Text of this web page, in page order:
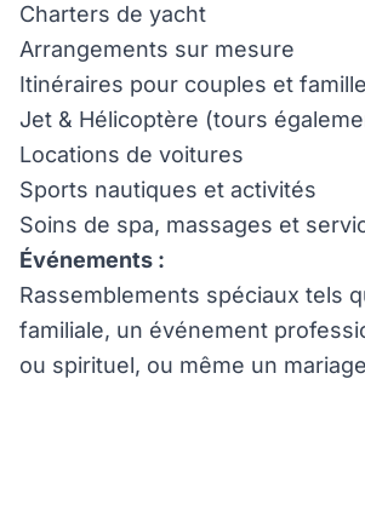
Charters de yacht
Arrangements sur mesure
Itinéraires pour couples et
Jet & Hélicoptère (tours
Locations de voitures
Sports nautiques et activités
Soins de spa, massages et
Événements :
Rassemblements spéciaux tels
familiale, un événement
ou spirituel, ou même un